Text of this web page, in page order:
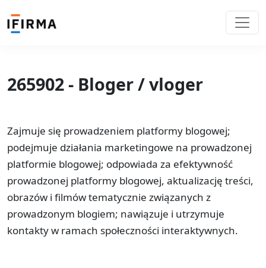
265902 - Bloger / vloger
Zajmuje się prowadzeniem platformy blogowej;
podejmuje działania marketingowe na prowadzonej
platformie blogowej; odpowiada za efektywność
prowadzonej platformy blogowej, aktualizację treści,
obrazów i filmów tematycznie związanych z
prowadzonym blogiem; nawiązuje i utrzymuje
kontakty w ramach społeczności interaktywnych.